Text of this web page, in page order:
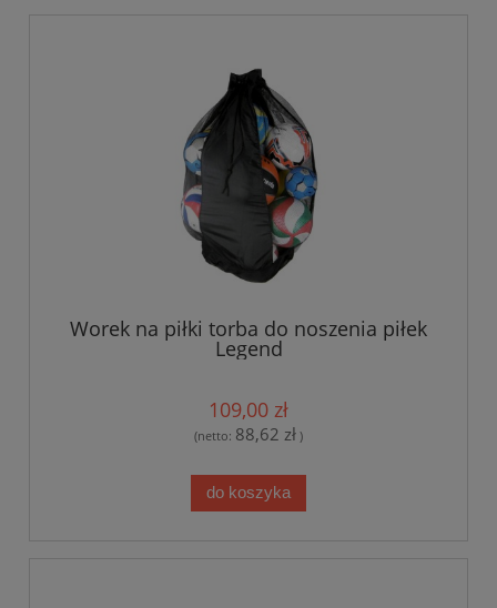
Worek na piłki torba do noszenia piłek
Legend
109,00 zł
(netto: 88,62 zł )
do koszyka